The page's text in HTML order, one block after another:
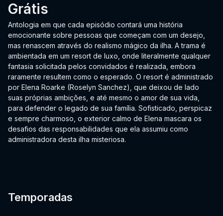
Grátis
Antologia em que cada episódio contará uma história
emocionante sobre pessoas que começam com um desejo,
mas renascem através do realismo mágico da ilha. A trama é
ambientada em um resort de luxo, onde literalmente qualquer
fantasia solicitada pelos convidados é realizada, embora
raramente resultem como o esperado. O resort é administrado
por Elena Roarke (Roselyn Sanchez), que deixou de lado
suas próprias ambições, e até mesmo o amor de sua vida,
para defender o legado de sua família. Sofisticado, perspicaz
e sempre charmoso, o exterior calmo de Elena mascara os
desafios das responsabilidades que ela assumiu como
administradora desta ilha misteriosa.
Temporadas